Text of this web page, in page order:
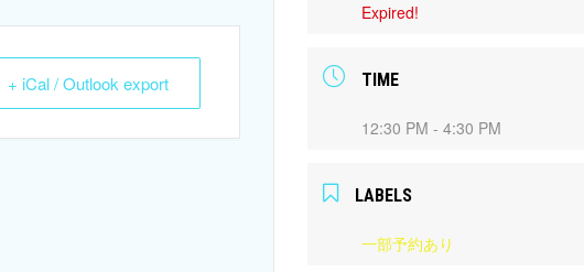
+ iCal / Outlook export
Expired!
TIME
12:30 PM - 4:30 PM
LABELS
一部予約あり